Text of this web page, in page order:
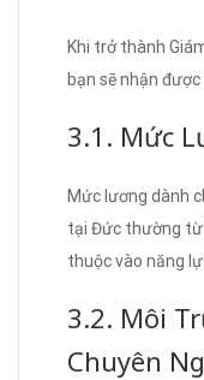
Khi trở thành
bạn sẽ nhận
3.1. Mức
Mức lương dành
tại Đức thường từ
thuộc vào năng
3.2. Môi
Chuyên